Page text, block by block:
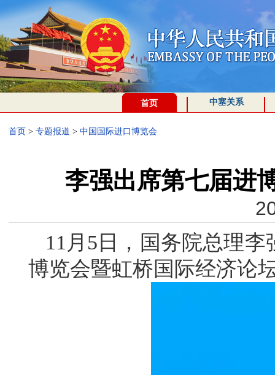
首页 中塞关系
首页 > 专题报道 > 中国国际进口博览会
李强出席第七届进
11月5日，国务院总理
博览会暨虹桥国际经济论